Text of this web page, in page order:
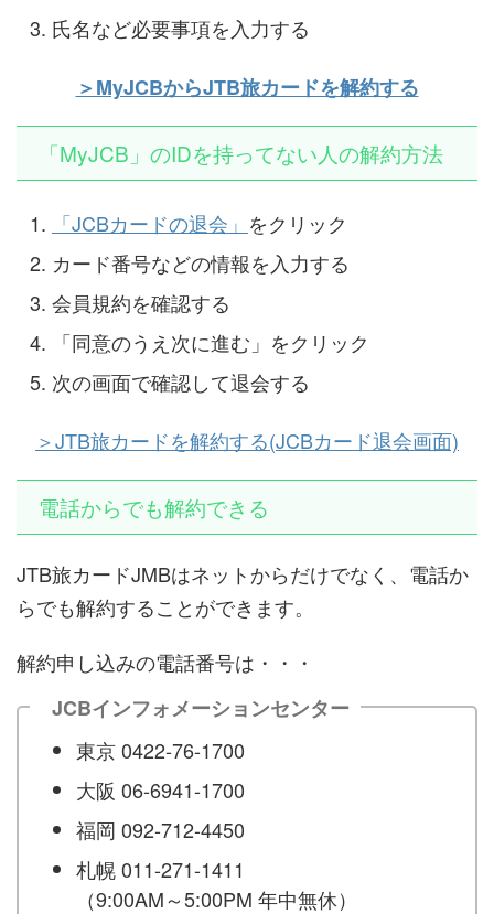
氏名など必要事項を入力する
＞MyJCBからJTB旅カードを解約する
「MyJCB」のIDを持ってない人の解約方法
「JCBカードの退会」 をクリック
カード番号などの情報を入力する
会員規約を確認する
「同意のうえ次に進む」をクリック
次の画面で確認して退会する
＞JTB旅カードを解約する(JCBカード退会画面)
電話からでも解約できる
JTB旅カードJMBはネットからだけでなく、電話か
らでも解約することができます。
解約申し込みの電話番号は・・・
JCBインフォメーションセンター
東京 0422-76-1700
大阪 06-6941-1700
福岡 092-712-4450
札幌 011-271-1411
（9:00AM～5:00PM 年中無休）